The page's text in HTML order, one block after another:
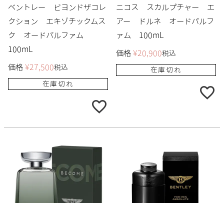
ベントレー ビヨンドザコレ
クション エキゾチックムス
ク オードパルファム
100mL
価格 ¥27,500税込
在庫切れ
ニコス スカルプチャー エ
アー ドルネ オードパルフ
ァム 100mL
価格 ¥20,900税込
在庫切れ